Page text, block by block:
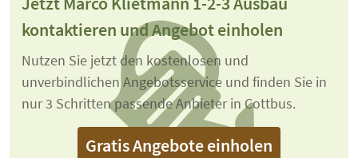
kontaktieren und Angebot einholen
Nutzen Sie jetzt den kostenlosen und
unverbindlichen Angebotsservice und finden Sie in
nur 3 Schritten passende Anbieter in Cottbus.
Gratis Angebote einholen